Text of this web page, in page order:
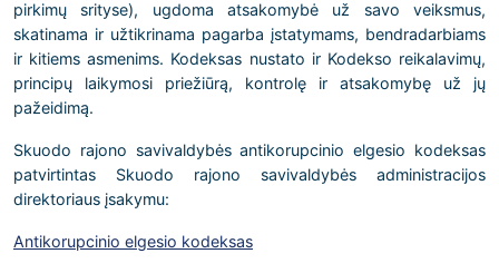
pirkimų srityse), ugdoma atsakomybė už savo veiksmus,
skatinama ir užtikrinama pagarba įstatymams, bendradarbiams
ir kitiems asmenims. Kodeksas nustato ir Kodekso reikalavimų,
principų laikymosi priežiūrą, kontrolę ir atsakomybę už jų
pažeidimą.
Skuodo rajono savivaldybės antikorupcinio elgesio kodeksas
patvirtintas Skuodo rajono savivaldybės administracijos
direktoriaus įsakymu:
Antikorupcinio elgesio kodeksas